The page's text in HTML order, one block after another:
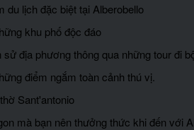
du lịch đặc biệt tại Alberobello
khu phố độc đáo
địa phương thông qua những tour đi
điểm ngắm toàn cảnh thú vị.
Sant'antonio
mà bạn nên thưởng thức khi đến với